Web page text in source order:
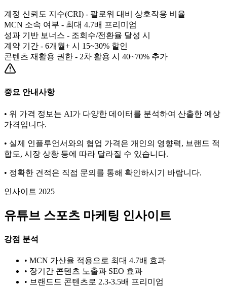
계정 신뢰도 지수(CRI) - 팔로워 대비 상호작용 비율
MCN 소속 여부 - 최대 4.7배 프리미엄
성과 기반 보너스 - 조회수/전환율 달성 시
계약 기간 - 6개월+ 시 15~30% 할인
콘텐츠 재활용 권한 - 2차 활용 시 40~70% 추가
중요 안내사항
• 위 가격 정보는 AI가 다양한 데이터를 분석하여 산출한 예상
가격입니다.
• 실제 인플루언서와의 협업 가격은 개인의 영향력, 브랜드 적
합도, 시장 상황 등에 따라 달라질 수 있습니다.
• 정확한 견적은 직접 문의를 통해 확인하시기 바랍니다.
인사이트 2025
유튜브 스포츠 마케팅 인사이트
강점 분석
• MCN 가산율 적용으로 최대 4.7배 효과
• 장기간 콘텐츠 노출과 SEO 효과
• 브랜드드 콘텐츠로 2.3-3.5배 프리미엄